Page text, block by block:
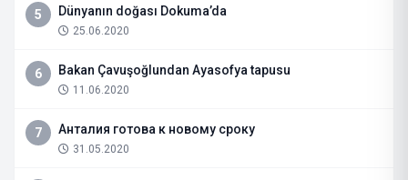
5 Dünyanın doğası Dokuma’da
25.06.2020
6 Bakan Çavuşoğlundan Ayasofya tapusu
11.06.2020
7 Анталия готова к новому сроку
31.05.2020